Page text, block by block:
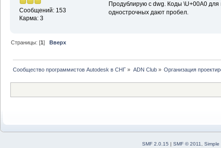
Сообщений: 153
Карма: 3
Продублирую с dwg. Коды \U+00A0 для
однострочных дают пробел.
Страницы: [1] Вверх
Сообщество программистов Autodesk в СНГ » ADN Club» Организация
SMF 2.0.15 SMF © 2011, Simple